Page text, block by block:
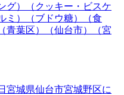
グ）（クッキー・ビスケ
ミ）（ブドウ糖）（食
青葉区）（仙台市）（宮
宮城県仙台市宮城野区に